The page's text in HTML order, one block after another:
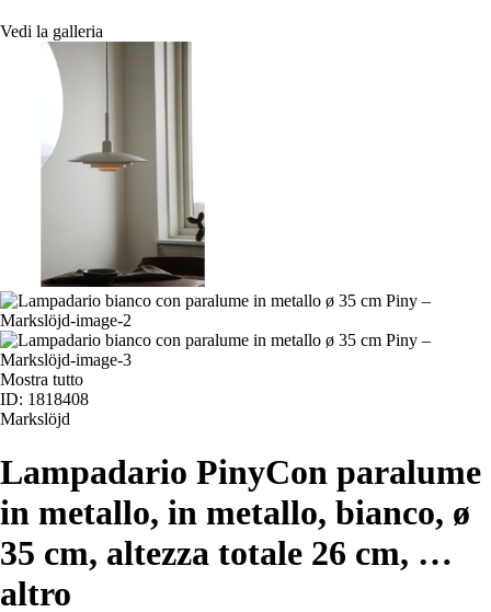
Vedi la galleria
Mostra tutto
ID: 1818408
Markslöjd
Lampadario PinyCon paralume
in metallo, in metallo, bianco, ø
35 cm, altezza totale 26 cm, …
altro